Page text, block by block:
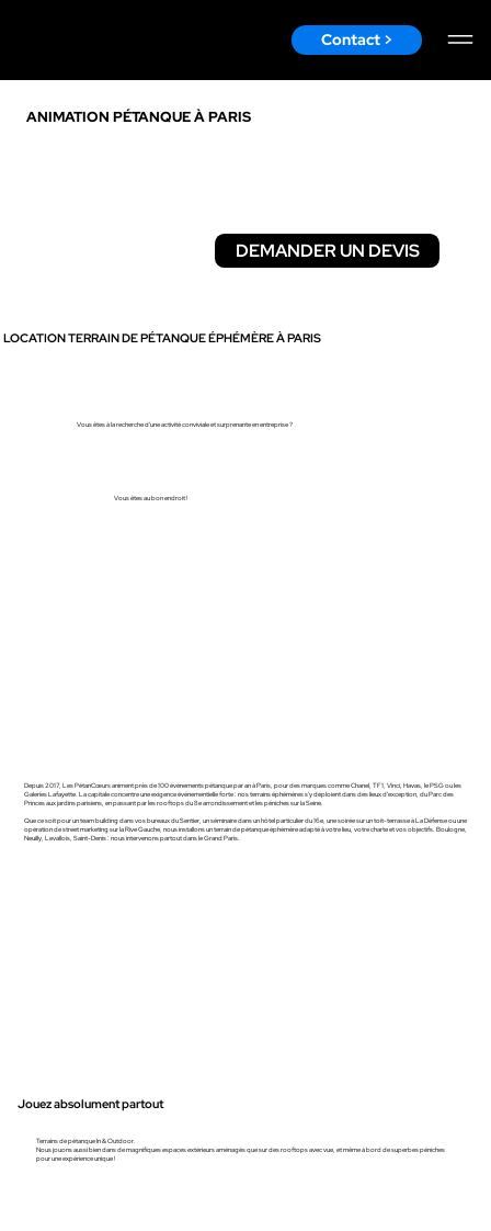
Contact >
ANIMATION PÉTANQUE À PARIS
DEMANDER UN DEVIS
LOCATION TERRAIN DE PÉTANQUE ÉPHÉMÈRE À PARIS
Vous êtes à la recherche d'une activité conviviale et surprenante en entreprise ?
Vous êtes au bon endroit !
Depuis 2017, Les PétanCœurs animent près de 100 événements pétanque par an à Paris, pour des marques comme Chanel, TF1, Vinci, Havas, le PSG ou les
Galeries Lafayette. La capitale concentre une exigence événementielle forte : nos terrains éphémères s'y déploient dans des lieux d'exception, du Parc des
Princes aux jardins parisiens, en passant par les rooftops du 8e arrondissement et les péniches sur la Seine.
Que ce soit pour un team building dans vos bureaux du Sentier, un séminaire dans un hôtel particulier du 16e, une soirée sur un toit-terrasse à La Défense ou une
opération de street marketing sur la Rive Gauche, nous installons un terrain de pétanque éphémère adapté à votre lieu, votre charte et vos objectifs. Boulogne,
Neuilly, Levallois, Saint-Denis : nous intervenons partout dans le Grand Paris.
Jouez absolument partout
Terrains de pétanque In & Outdoor.
Nous jouons aussi bien dans de magnifiques espaces extérieurs aménagés que sur des rooftops avec vue, et même à bord de superbes péniches
pour une expérience unique !